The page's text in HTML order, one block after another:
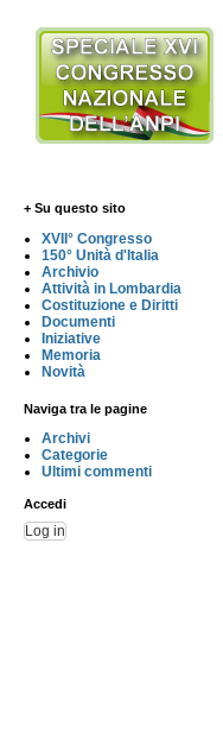
+ Su questo sito
XVII° Congresso
150° Unità d'Italia
Archivio
Attività in Lombardia
Costituzione e Diritti
Documenti
Iniziative
Memoria
Novità
Naviga tra le pagine
Archivi
Categorie
Ultimi commenti
Accedi
Log in